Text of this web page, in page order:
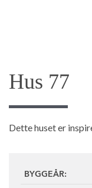
Hus 77
Dette huset er
BYGGEÅR: